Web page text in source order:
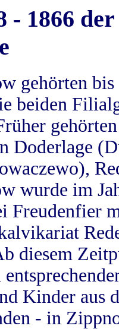
- 1866
gehörten
beiden
Doderlage
wurde im
Freudenfier
diesem
Kinder aus
- in